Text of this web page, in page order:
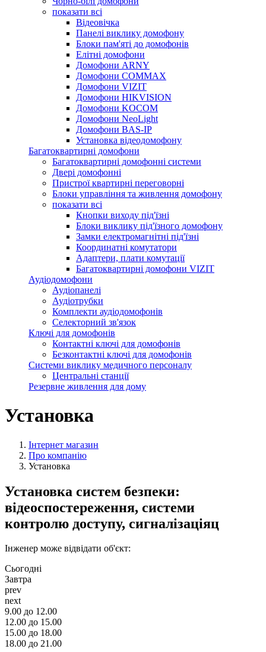
показати всі
Відеовічка
Панелі виклику домофону
Блоки пам'яті до домофонів
Елітні домофони
Домофони ARNY
Домофони COMMAX
Домофони VIZIT
Домофони HIKVISION
Домофони KOCOM
Домофони NeoLight
Домофони BAS-IP
Установка відеодомофону
Багатоквартирні домофони
Багатоквартирні домофонні системи
Двері домофонні
Пристрої квартирні переговорні
Блоки управління та живлення домофону
показати всі
Кнопки виходу під'їзні
Блоки виклику під'їзного домофону
Замки електромагнітні під'їзні
Координатні комутатори
Адаптери, плати комутації
Багатоквартирні домофони VIZIT
Аудіодомофони
Аудіопанелі
Аудіотрубки
Комплекти аудіодомофонів
Селекторний зв'язок
Ключі для домофонів
Контактні ключі для домофонів
Безконтактні ключі для домофонів
Системи виклику медичного персоналу
Центральні станції
Резервне живлення для дому
Установка
Інтернет магазин
Про компанію
Установка
Установка систем безпеки:
відеоспостереження, системи
контролю доступу, сигналізаціяц
Інженер може відвідати об'єкт:
Сьогодні
Завтра
prev
next
9.00 до 12.00
12.00 до 15.00
15.00 до 18.00
18.00 до 21.00